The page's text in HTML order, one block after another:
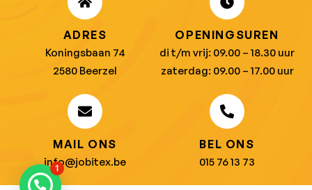
ADRES
Koningsbaan 74
2580 Beerzel
OPENINGSUREN
di t/m vrij: 09.00 – 18.30 uur
zaterdag: 09.00 – 17.00 uur
MAIL ONS
info@jobitex.be
BEL ONS
015 76 13 73
1